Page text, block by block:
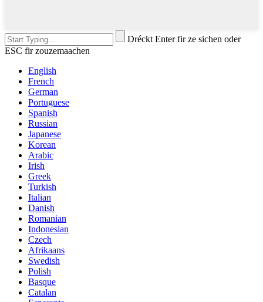
Dréckt Enter fir ze sichen oder
ESC fir zouzemaachen
English
French
German
Portuguese
Spanish
Russian
Japanese
Korean
Arabic
Irish
Greek
Turkish
Italian
Danish
Romanian
Indonesian
Czech
Afrikaans
Swedish
Polish
Basque
Catalan